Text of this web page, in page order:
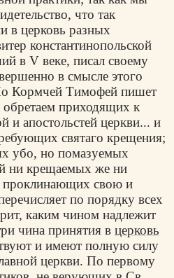
что так
в церковь разных
константинопольской
в V веке, писал своему
в смысле этого
Кормчей Тимофей пишет
приходящих к
и апостольстей церкви... и
святаго крещения;
убо, но помазуемых
ни крещаемых же ни
свою и
по порядку всех
каким чином надлежит
чина принятия в церковь
и имеют полную силу
церкви. По первому